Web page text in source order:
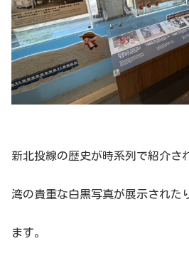
新北投線の歴史が時系列で紹介さ
湾の貴重な白黒写真が展示された
ます。